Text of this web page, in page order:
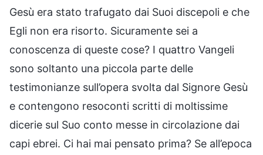
Gesù era stato trafugato dai Suoi discepoli e che
Egli non era risorto. Sicuramente sei a
conoscenza di queste cose? I quattro Vangeli
sono soltanto una piccola parte delle
testimonianze sull’opera svolta dal Signore Gesù
e contengono resoconti scritti di moltissime
dicerie sul Suo conto messe in circolazione dai
capi ebrei. Ci hai mai pensato prima? Se all’epoca